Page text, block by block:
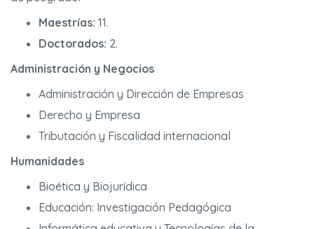
Maestrías: 11.
Doctorados: 2.
Administración y Negocios
Administración y Dirección de Empresas
Derecho y Empresa
Tributación y Fiscalidad internacional
Humanidades
Bioética y Biojurídica
Educación: Investigación Pedagógica